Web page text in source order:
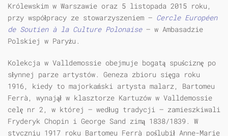
Królewskim w Warszawie oraz 5 listopada 2015 roku,
przy współpracy ze stowarzyszeniem — Cercle Européen
de Soutien àla Culture Polonaise— w Ambasadzie
Polskiej w Paryżu.
Kolekcja w Valldemossie obejmuje bogatą spuściznę po
słynnej parze artystów. Geneza zbioru sięga roku
1916, kiedy to majorkański artysta malarz, Bartomeu
Ferrà, wynajął w klasztorze Kartuzów w Valldemossie
celę nr 2, w której — według tradycji — zamieszkiwali
Fryderyk Chopin i George Sand zimą 1838/1839. W
styczniu 1917 roku Bartomeu Ferrà poślubił Anne-Marie